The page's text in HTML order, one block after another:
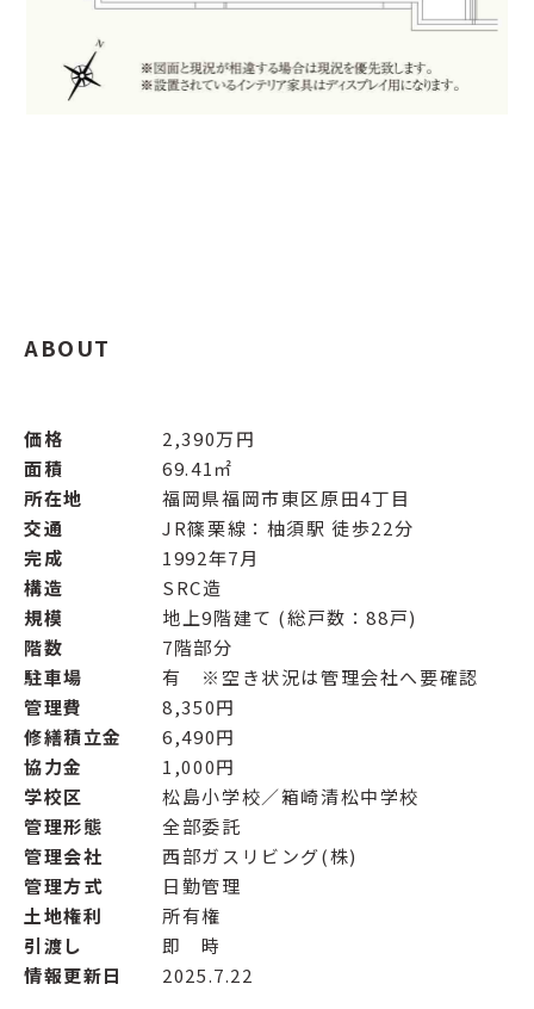
ABOUT
価格 2,390万円
面積69.41㎡
所在地福岡県福岡市東区原田4丁目
交通
JR篠栗線：柚須駅 徒歩22分
完成 1992年7月
構造
SRC造
規模 地上9階建て (総戸数：88戸)
階数 7階部分
駐車場有 ※空き状況は管理会社へ要確認
管理費8,350円
修繕積立金6,490円
協力金
1,000円
学校区松島小学校／箱崎清松中学校
管理形態全部委託
管理会社西部ガスリビング(株)
管理方式
日勤管理
土地権利 所有権
引渡し 即 時
情報更新日 2025.7.22